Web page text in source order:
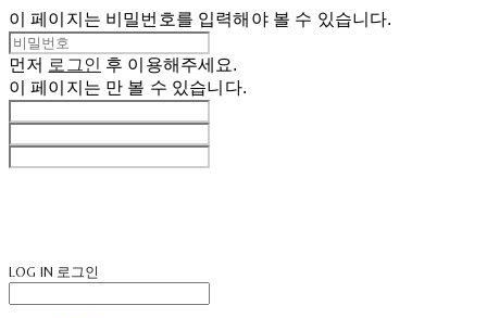
이 페이지는 비밀번호를 입력해야 볼 수 있습니다.
먼저 로그인 후 이용해주세요.
이 페이지는 만 볼 수 있습니다.
LOG IN 로그인